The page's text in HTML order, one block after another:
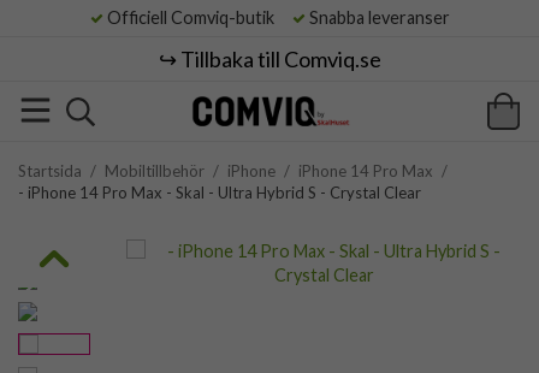
Officiell Comviq-butik Snabba leveranser
↪️ Tillbaka till Comviq.se
Startsida / Mobiltillbehör / iPhone / iPhone 14 Pro Max /
- iPhone 14 Pro Max - Skal - Ultra Hybrid S - Crystal Clear